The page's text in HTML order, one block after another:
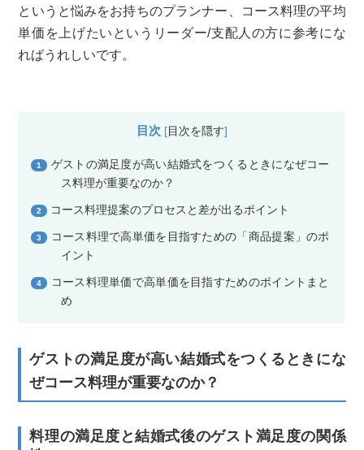
というと悩みをお持ちのプランナー、コース料理の平均
単価を上げたいというリーダー/支配人の方に参考にな
ればうれしいです。
目次 [目次を隠す]
1
ゲストの満足度が高い結婚式をつくるときになぜコー
ス料理が重要なのか？
2 コース料理提案のプロセスと差が出るポイント
3
コース料理で高単価を目指すための「商品提案」のポ
イント
4
コース料理単価で高単価を目指すためのポイントまと
め
ゲストの満足度が高い結婚式をつくるときにな
ぜコース料理が重要なのか？
料理の満足度と結婚式後のゲスト満足度の関係